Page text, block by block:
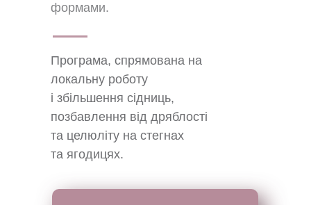
Програма, спрямована на
локальну роботу
і збільшення сідниць,
позбавлення від дряблості
та целюліту на стегнах
та ягодицях.
формами.